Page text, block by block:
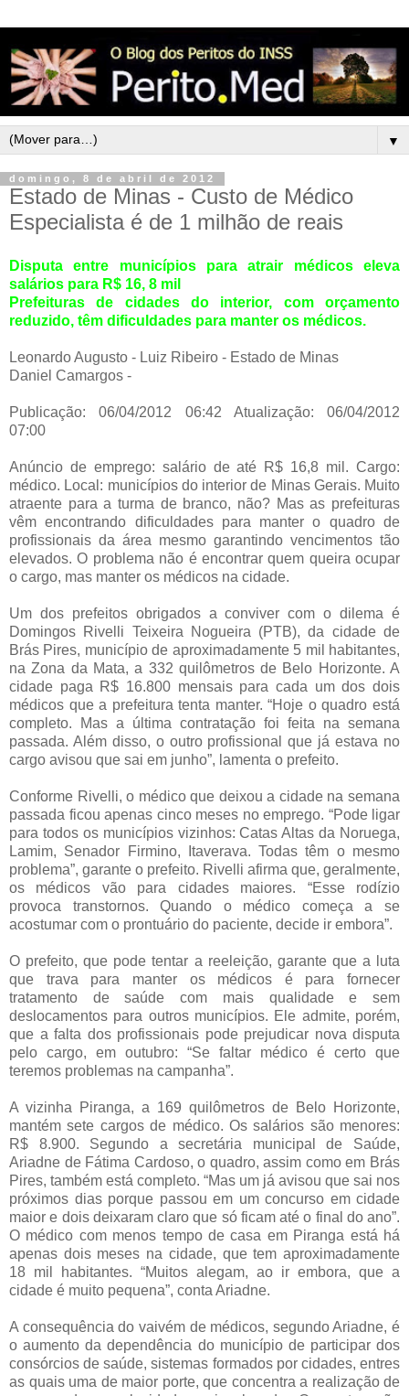
▼
domingo, 8 de abril de 2012
Estado de Minas - Custo de Médico
Especialista é de 1 milhão de reais
Disputa entre municípios para atrair médicos eleva
salários para R$ 16, 8 mil
Prefeituras de cidades do interior, com orçamento
reduzido, têm dificuldades para manter os médicos.
Leonardo Augusto - Luiz Ribeiro - Estado de Minas
Daniel Camargos -
Publicação: 06/04/2012 06:42 Atualização: 06/04/2012
07:00
Anúncio de emprego: salário de até R$ 16,8 mil. Cargo:
médico. Local: municípios do interior de Minas Gerais. Muito
atraente para a turma de branco, não? Mas as prefeituras
vêm encontrando dificuldades para manter o quadro de
profissionais da área mesmo garantindo vencimentos tão
elevados. O problema não é encontrar quem queira ocupar
o cargo, mas manter os médicos na cidade.
Um dos prefeitos obrigados a conviver com o dilema é
Domingos Rivelli Teixeira Nogueira (PTB), da cidade de
Brás Pires, município de aproximadamente 5 mil habitantes,
na Zona da Mata, a 332 quilômetros de Belo Horizonte. A
cidade paga R$ 16.800 mensais para cada um dos dois
médicos que a prefeitura tenta manter. “Hoje o quadro está
completo. Mas a última contratação foi feita na semana
passada. Além disso, o outro profissional que já estava no
cargo avisou que sai em junho”, lamenta o prefeito.
Conforme Rivelli, o médico que deixou a cidade na semana
passada ficou apenas cinco meses no emprego. “Pode ligar
para todos os municípios vizinhos: Catas Altas da Noruega,
Lamim, Senador Firmino, Itaverava. Todas têm o mesmo
problema”, garante o prefeito. Rivelli afirma que, geralmente,
os médicos vão para cidades maiores. “Esse rodízio
provoca transtornos. Quando o médico começa a se
acostumar com o prontuário do paciente, decide ir embora”.
O prefeito, que pode tentar a reeleição, garante que a luta
que trava para manter os médicos é para fornecer
tratamento de saúde com mais qualidade e sem
deslocamentos para outros municípios. Ele admite, porém,
que a falta dos profissionais pode prejudicar nova disputa
pelo cargo, em outubro: “Se faltar médico é certo que
teremos problemas na campanha”.
A vizinha Piranga, a 169 quilômetros de Belo Horizonte,
mantém sete cargos de médico. Os salários são menores:
R$ 8.900. Segundo a secretária municipal de Saúde,
Ariadne de Fátima Cardoso, o quadro, assim como em Brás
Pires, também está completo. “Mas um já avisou que sai nos
próximos dias porque passou em um concurso em cidade
maior e dois deixaram claro que só ficam até o final do ano”.
O médico com menos tempo de casa em Piranga está há
apenas dois meses na cidade, que tem aproximadamente
18 mil habitantes. “Muitos alegam, ao ir embora, que a
cidade é muito pequena”, conta Ariadne.
A consequência do vaivém de médicos, segundo Ariadne, é
o aumento da dependência do município de participar dos
consórcios de saúde, sistemas formados por cidades, entres
as quais uma de maior porte, que concentra a realização de